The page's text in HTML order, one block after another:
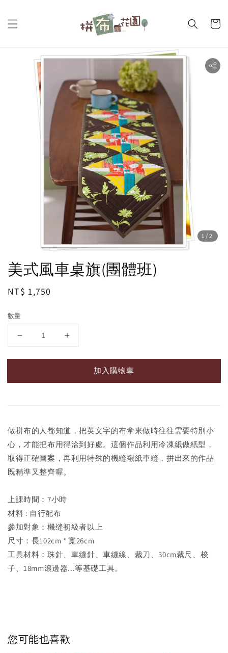
1 /2
美式風車桌旗(團體班)
Regular
NT$ 1,750
數量
加入購物車
做拼布的人都知道，把英文字的布拿來做時往往需要特別小
心，才能把布用得洽到好處。這個作品利用冷凍紙做紙型，
取得正確圖案，再利用特殊的機縫襯紙車縫，拼出來的作品
既精準又整齊喔。
上課時間：7小時
材料 : 自行配布
參加對象：機缝初級者以上
尺寸：長102cm * 寬26cm
工具材料：珠針、車縫針、車縫線、裁刀、30cm裁尺、梭
子、18mm滾邊器...等基礎工具。
您可能也喜歡